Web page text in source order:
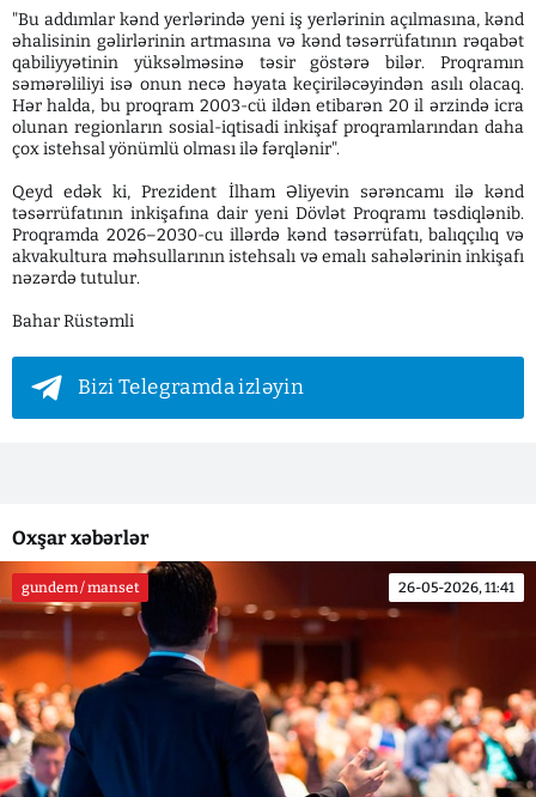
"Bu addımlar kənd yerlərində yeni iş yerlərinin açılmasına, kənd
əhalisinin gəlirlərinin artmasına və kənd təsərrüfatının rəqabət
qabiliyyətinin yüksəlməsinə təsir göstərə bilər. Proqramın
səmərəliliyi isə onun necə həyata keçiriləcəyindən asılı olacaq.
Hər halda, bu proqram 2003-cü ildən etibarən 20 il ərzində icra
olunan regionların sosial-iqtisadi inkişaf proqramlarından daha
çox istehsal yönümlü olması ilə fərqlənir".
Qeyd edək ki, Prezident İlham Əliyevin sərəncamı ilə kənd
təsərrüfatının inkişafına dair yeni Dövlət Proqramı təsdiqlənib.
Proqramda 2026–2030-cu illərdə kənd təsərrüfatı, balıqçılıq və
akvakultura məhsullarının istehsalı və emalı sahələrinin inkişafı
nəzərdə tutulur.
Bahar Rüstəmli
Bizi Telegramda izləyin
Oxşar xəbərlər
gundem / manset 26-05-2026, 11:41